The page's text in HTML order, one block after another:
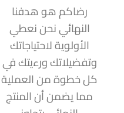
رضاكم هو هدفنا
النهائي نحن نعطي
الأولوية لاحتياجاتك
وتفضيلاتك ورءيتك في
كل خطوة من العملية
مما يضمن أن المنتج